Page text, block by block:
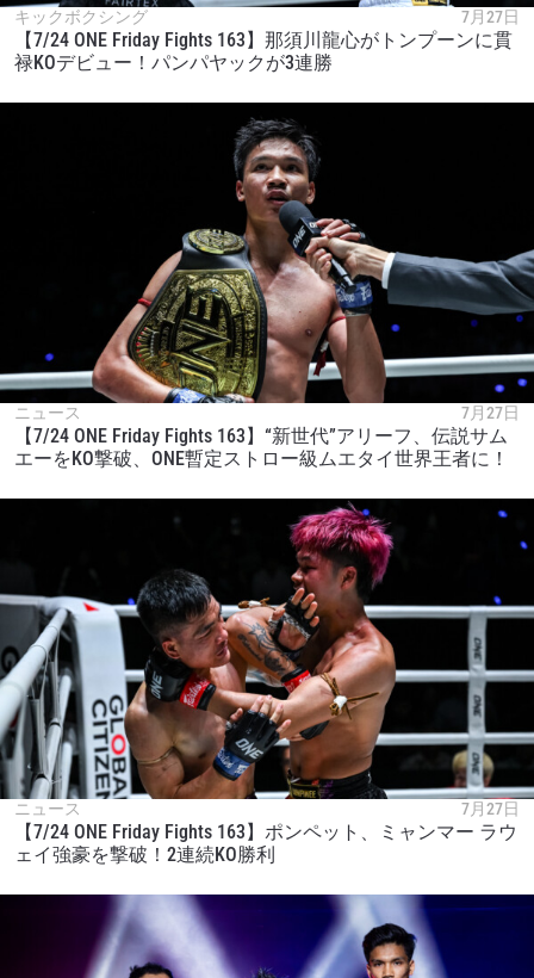
キックボクシング 7月27日
【7/24 ONE Friday Fights 163】那須川龍心がトンプーンに貫
禄KOデビュー！パンパヤックが3連勝
ニュース 7月27日
【7/24 ONE Friday Fights 163】“新世代”アリーフ、伝説サム
エーをKO撃破、ONE暫定ストロー級ムエタイ世界王者に！
ニュース 7月27日
【7/24 ONE Friday Fights 163】ポンペット、ミャンマー ラウ
ェイ強豪を撃破！2連続KO勝利